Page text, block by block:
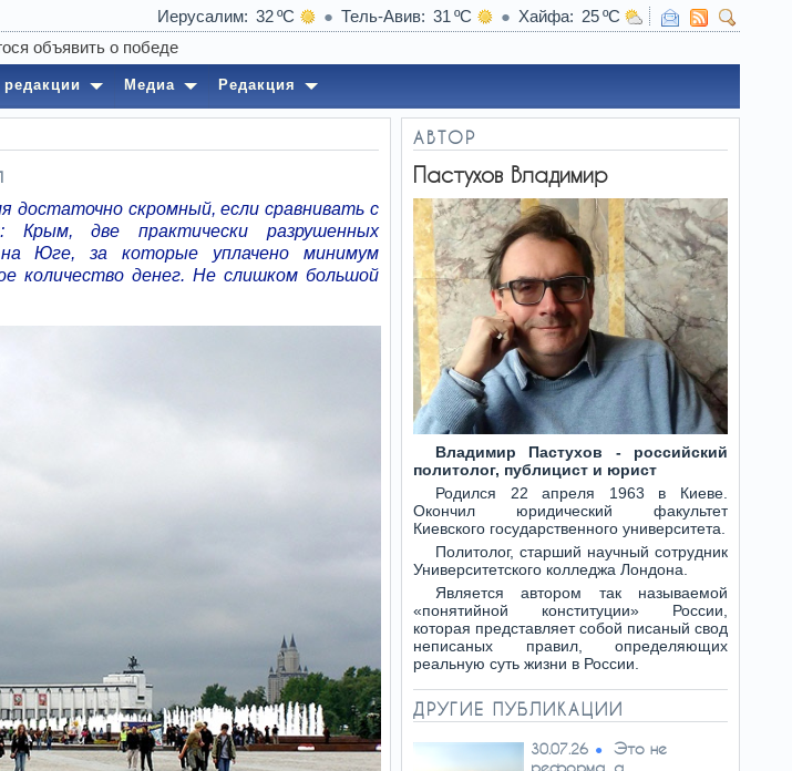
Иерусалим 32 Тель-Авив 31 Хайфа
25
15:39
Медиа Редакция
достаточно скромный, если сравнивать с
Крым, две практически разрушенных
Юге, за которые уплачено минимум
количество денег. Не слишком большой
АВТОР
Пастухов Владимир
Владимир Пастухов - российский
политолог, публицист и юрист
Родился 22 апреля 1963 в Киеве.
Окончил юридический факультет
Киевского государственного университета.
Политолог, старший научный сотрудник
Университетского колледжа Лондона.
Является автором так называемой
«понятийной конституции» России,
которая представляет собой писаный свод
неписаных правил, определяющих
реальную суть жизни в России.
ДРУГИЕ ПУБЛИКАЦИИ
30.07.26
Это не
реформа, а